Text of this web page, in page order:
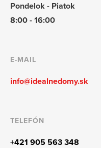
Pondelok - Piatok
8:00 - 16:00
E-MAIL
info@idealnedomy.sk
TELEFÓN
+421 905 563 348